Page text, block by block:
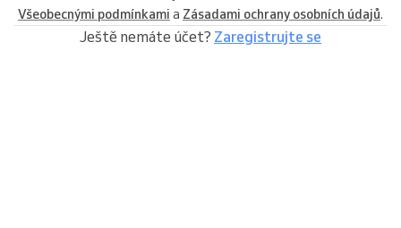
Všeobecnými podmínkami a Zásadami ochrany osobních údajů.
Ještě nemáte účet? Zaregistrujte se